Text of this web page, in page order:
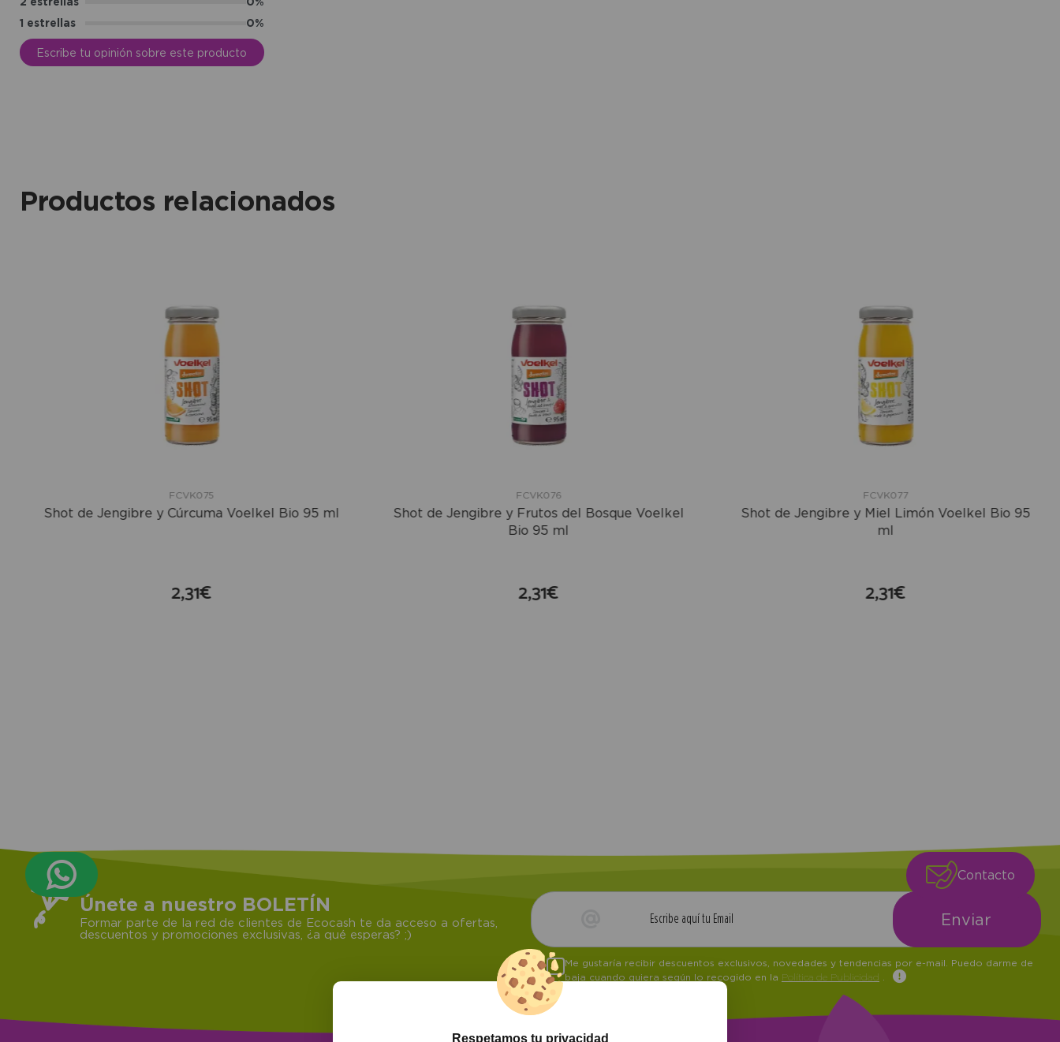
1 estrellas
0%
Escribe tu opinión sobre este producto
Productos relacionados
FCVK075
Shot de Jengibre y Cúrcuma Voelkel Bio 95 ml
2,31€
FCVK076
Shot de Jengibre y Frutos del Bosque Voelkel
Bio 95 ml
2,31€
FCVK077
Shot de Jengibre y Miel Limón Voelkel Bio 95
ml
2,31€
Únete a nuestro BOLETÍN
Formar parte de la red de clientes de Ecocash te da acceso a ofertas,
descuentos y promociones exclusivas, ¿a qué esperas? ;)
Me gustaría recibir descuentos exclusivos, novedades y tendencias por e-mail. Puedo darme de
baja cuando quiera según lo recogido en la Política de Publicidad
Contacto
Respetamos tu privacidad